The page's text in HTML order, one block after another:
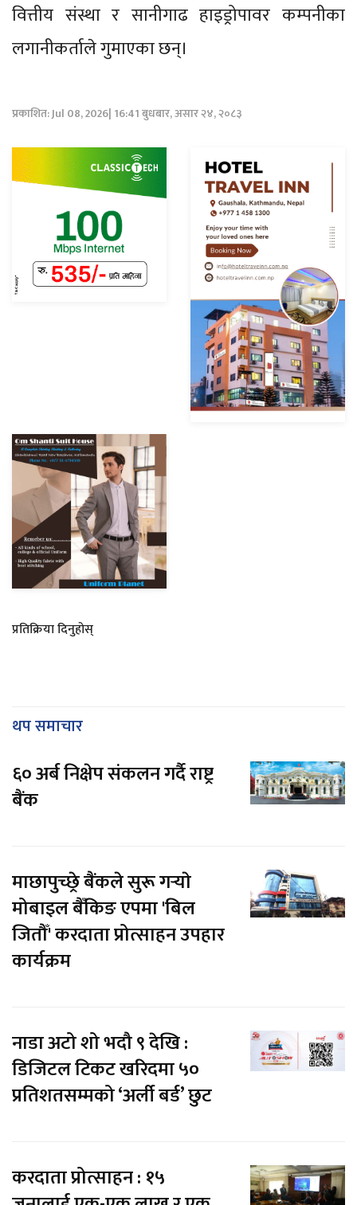
वित्तीय संस्था र सानीगाढ हाइड्रोपावर कम्पनीका
लगानीकर्ताले गुमाएका छन्।
प्रकाशित: Jul 08, 2026| 16:41 बुधबार, असार २४, २०८३
प्रतिक्रिया दिनुहोस्
थप समाचार
६० अर्ब निक्षेप संकलन गर्दै राष्ट्र
बैंक
माछापुच्छ्रे बैंकले सुरू गर्‍याे
मोबाइल बैँकिङ एपमा 'बिल
जितौँ' करदाता प्रोत्साहन उपहार
कार्यक्रम
नाडा अटो शो भदौ ९ देखि :
डिजिटल टिकट खरिदमा ५०
प्रतिशतसम्मको ‘अर्ली बर्ड’ छुट
करदाता प्रोत्साहन : १५